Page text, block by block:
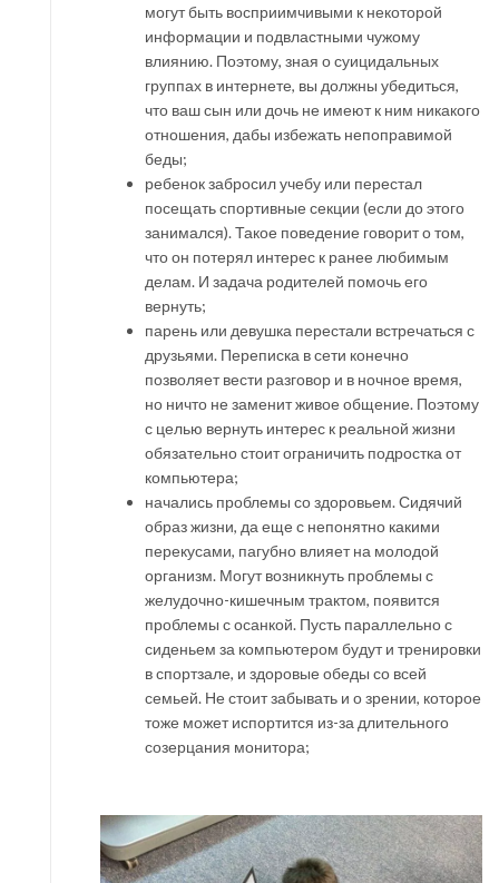
могут быть восприимчивыми к некоторой
информации и подвластными чужому
влиянию. Поэтому, зная о суицидальных
группах в интернете, вы должны убедиться,
что ваш сын или дочь не имеют к ним никакого
отношения, дабы избежать непоправимой
беды;
ребенок забросил учебу или перестал
посещать спортивные секции (если до этого
занимался). Такое поведение говорит о том,
что он потерял интерес к ранее любимым
делам. И задача родителей помочь его
вернуть;
парень или девушка перестали встречаться с
друзьями. Переписка в сети конечно
позволяет вести разговор и в ночное время,
но ничто не заменит живое общение. Поэтому
с целью вернуть интерес к реальной жизни
обязательно стоит ограничить подростка от
компьютера;
начались проблемы со здоровьем. Сидячий
образ жизни, да еще с непонятно какими
перекусами, пагубно влияет на молодой
организм. Могут возникнуть проблемы с
желудочно-кишечным трактом, появится
проблемы с осанкой. Пусть параллельно с
сиденьем за компьютером будут и тренировки
в спортзале, и здоровые обеды со всей
семьей. Не стоит забывать и о зрении, которое
тоже может испортится из-за длительного
созерцания монитора;